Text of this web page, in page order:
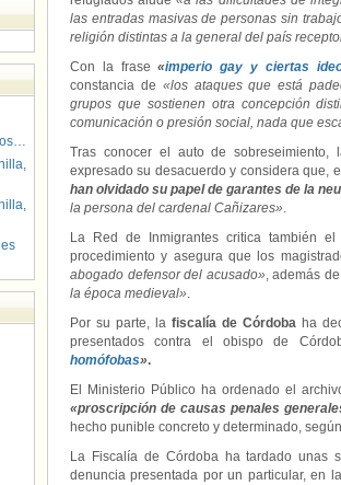
las entradas masivas de personas sin
religión distintas a la general del país
Con la frase «imperio gay y ciertas
constancia de «los ataques que está
grupos que sostienen otra concepción
comunicación o presión social, nada que
Tras conocer el auto de
expresado su desacuerdo y considera que,
han olvidado su papel de garantes de la
la persona del cardenal Cañizares».
La Red de Inmigrantes critica también el
procedimiento y asegura que los
abogado defensor del acusado», además
la época medieval».
Por su parte, lafiscalía de Córdoba ha
presentados contra el obispo de
homófobas».
El Ministerio Público ha ordenado el
«proscripción de causas penales
hecho punible concreto y determinado,
La Fiscalía de Córdoba ha tardado unas
denuncia presentada por un particular, en